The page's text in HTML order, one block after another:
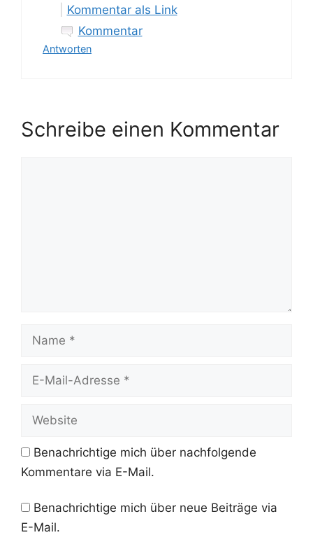
Kommentar als Link
Kommentar
Antworten
Schreibe einen Kommentar
Name
Website
Benachrichtige mich über nachfolgende
Kommentare via E-Mail.
Benachrichtige mich über neue Beiträge via
E-Mail.